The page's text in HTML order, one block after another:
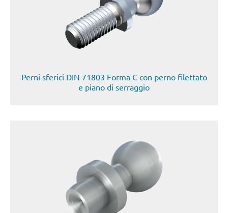
Perni sferici DIN 71803 Forma C con perno filettato
e piano di serraggio